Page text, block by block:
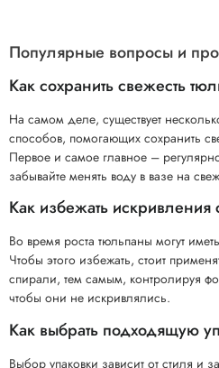
Популярные вопросы и
Как сохранить свежесть
На самом деле, существует
способов, помогающих сохранить
Первое и самое главное –
забывайте менять воду в вазе на
Как избежать искривления
Во время роста тюльпаны могут
Чтобы этого избежать, стоит
спирали, тем самым, контролируя
чтобы они не искривлялись.
Как выбрать подходящую
Выбор упаковки зависит от стиля и